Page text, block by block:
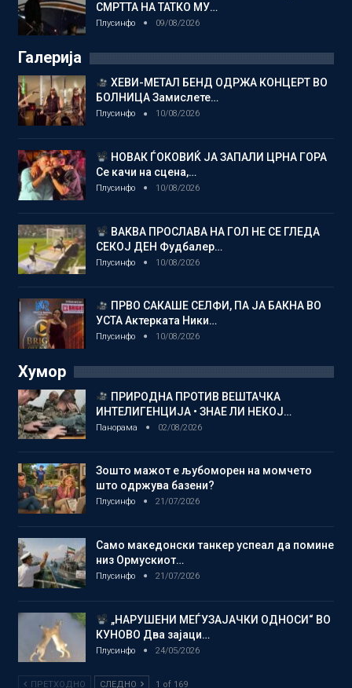
СМРТТА НА ТАТКО МУ…
Плусинфо 09/08/2026
Галерија
ХЕВИ-МЕТАЛ БЕНД ОДРЖА КОНЦЕРТ ВО
БОЛНИЦА Замислете…
Плусинфо 10/08/2026
НОВАК ЃОКОВИЌ ЈА ЗАПАЛИ ЦРНА ГОРА
Се качи на сцена,…
Плусинфо 10/08/2026
ВАКВА ПРОСЛАВА НА ГОЛ НЕ СЕ ГЛЕДА
СЕКОЈ ДЕН Фудбалер…
Плусинфо 10/08/2026
ПРВО САКАШЕ СЕЛФИ, ПА ЈА БАКНА ВО
УСТА Актерката Ники…
Плусинфо 10/08/2026
Хумор
ПРИРОДНА ПРОТИВ ВЕШТАЧКА
ИНТЕЛИГЕНЦИЈА • ЗНАЕ ЛИ НЕКОЈ…
Панорама 02/08/2026
Зошто мажот е љубоморен на момчето
што одржува базени?
Плусинфо 21/07/2026
Само македонски танкер успеал да помине
низ Ормускиот…
Плусинфо 21/07/2026
„НАРУШЕНИ МЕЃУЗАЈАЧКИ ОДНОСИ“ ВО
КУНОВО Два зајаци…
Плусинфо 24/05/2026
ПРЕТХОДНО СЛЕДНО 1 of 169